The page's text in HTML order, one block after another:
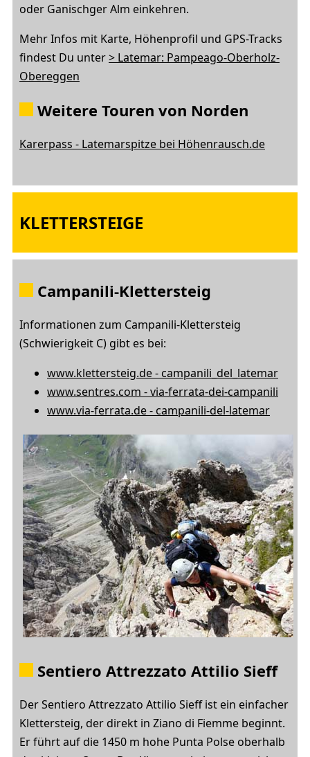
oder Ganischger Alm einkehren.
Mehr Infos mit Karte, Höhenprofil und GPS-Tracks
findest Du unter> Latemar: Pampeago-Oberholz-
Obereggen
Weitere Touren von Norden
Karerpass - Latemarspitze bei Höhenrausch.de
KLETTERSTEIGE
Campanili-Klettersteig
Informationen zum Campanili-Klettersteig
(Schwierigkeit C) gibt es bei:
www.klettersteig.de - campanili_del_latemar
www.sentres.com - via-ferrata-dei-campanili
www.via-ferrata.de - campanili-del-latemar
Sentiero Attrezzato Attilio Sieff
Der Sentiero Attrezzato Attilio Sieff ist ein einfacher
Klettersteig, der direkt in Ziano di Fiemme beginnt.
Er führt auf die 1450 m hohe Punta Polse oberhalb